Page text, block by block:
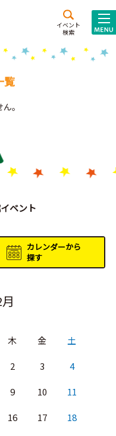
イベント
検索
施設･
覧
。
ベント
カレンダーから
探す
木 金 土
2 3 4
9 10 11
16 17 18